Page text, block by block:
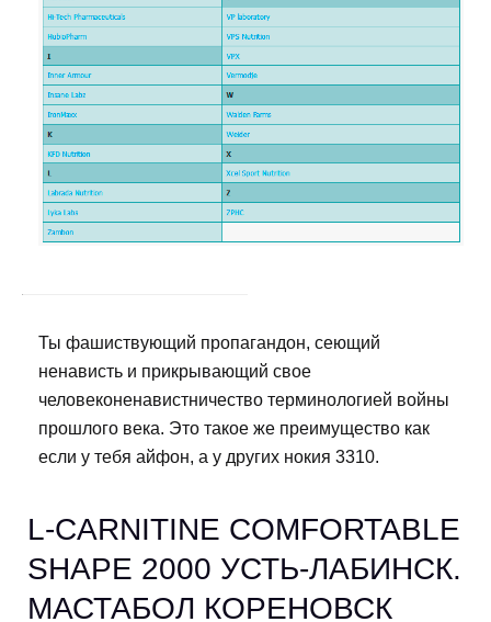
Ты фашиствующий пропагандон, сеющий
ненависть и прикрывающий свое
человеконенавистничество терминологией войны
прошлого века. Это такое же преимущество как
если у тебя айфон, а у других нокия 3310.
L-CARNITINE COMFORTABLE
SHAPE 2000 УСТЬ-ЛАБИНСК.
МАСТАБОЛ КОРЕНОВСК